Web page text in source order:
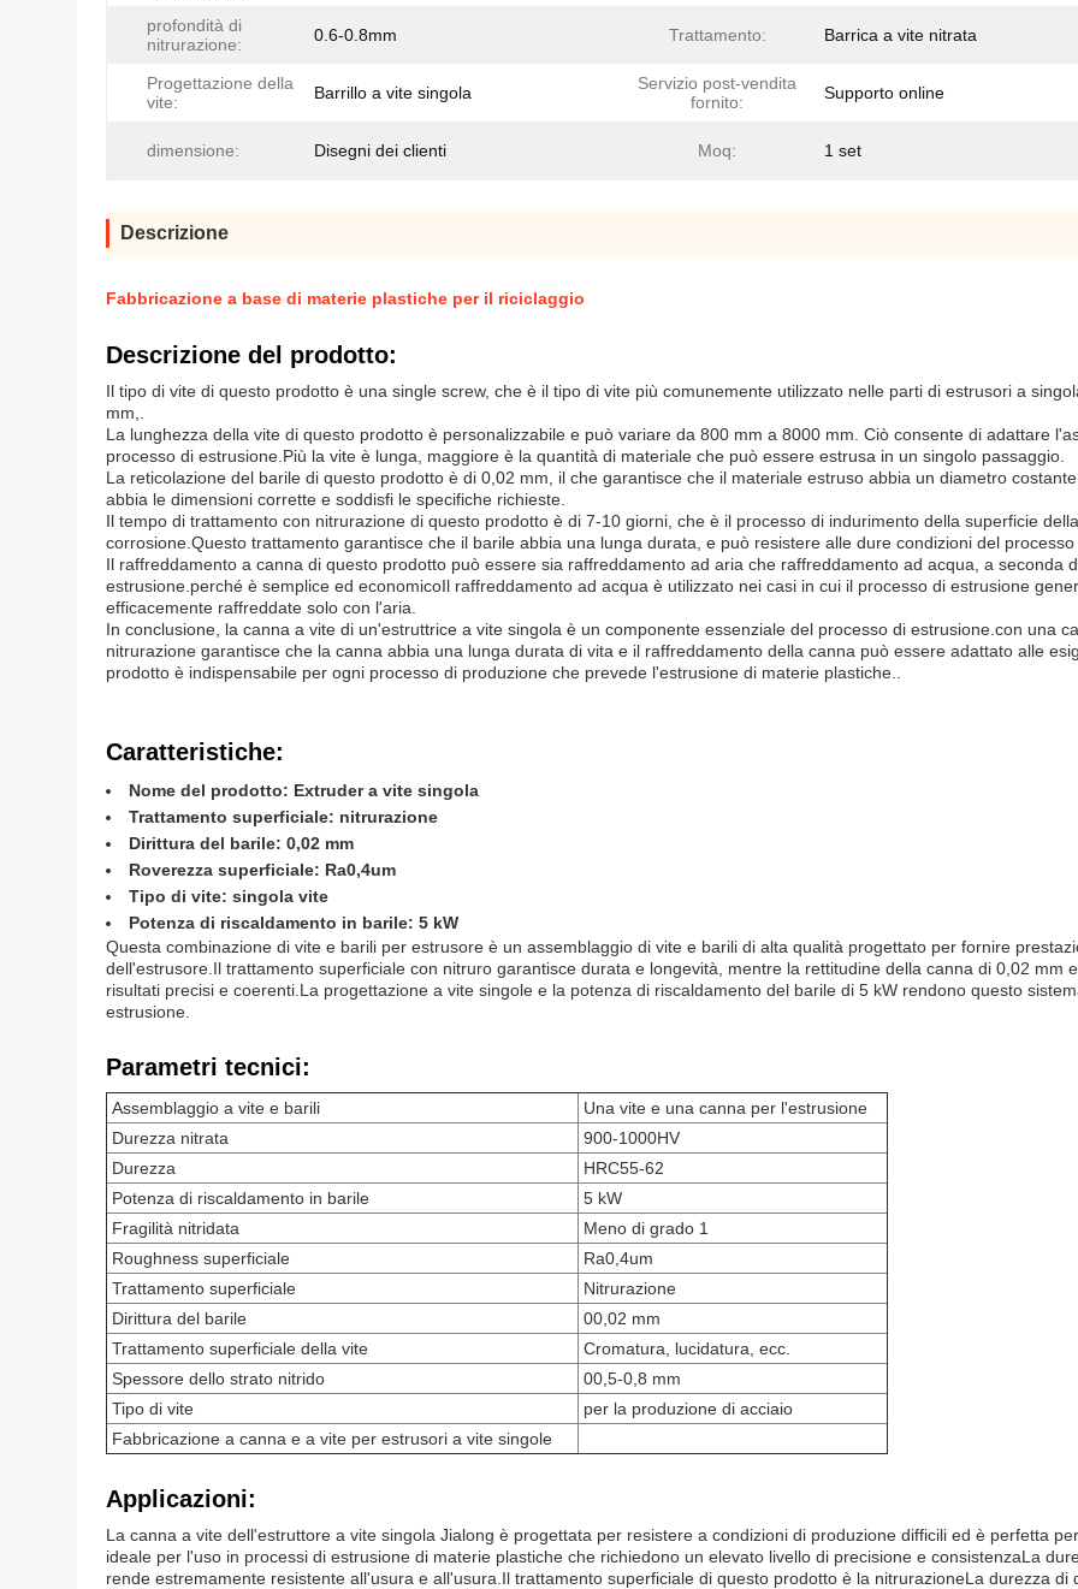
profondità di
nitrurazione:
0.6-0.8mm Trattamento: Barrica a vite nitrata
Progettazione della
vite:
Barrillo a vite singola
Servizio post-vendita
fornito:
Supporto online
dimensione: Disegni dei clienti Moq: 1 set
Descrizione
Fabbricazione a base di materie plastiche per il riciclaggio
Descrizione del prodotto:
Il tipo di vite di questo prodotto è una single screw, che è il tipo di vite più comunemente utilizzato nelle parti di estrusori a
mm,.
La lunghezza della vite di questo prodotto è personalizzabile e può variare da 800 mm a 8000 mm. Ciò consente di adattare
processo di estrusione.Più la vite è lunga, maggiore è la quantità di materiale che può essere estrusa in un singolo passaggio.
La reticolazione del barile di questo prodotto è di 0,02 mm, il che garantisce che il materiale estruso abbia un diametro
abbia le dimensioni corrette e soddisfi le specifiche richieste.
Il tempo di trattamento con nitrurazione di questo prodotto è di 7-10 giorni, che è il processo di indurimento della superficie
corrosione.Questo trattamento garantisce che il barile abbia una lunga durata, e può resistere alle dure condizioni del
Il raffreddamento a canna di questo prodotto può essere sia raffreddamento ad aria che raffreddamento ad acqua, a seconda
estrusione.perché è semplice ed economicoIl raffreddamento ad acqua è utilizzato nei casi in cui il processo di estrusione
efficacemente raffreddate solo con l'aria.
In conclusione, la canna a vite di un'estruttrice a vite singola è un componente essenziale del processo di estrusione.con una
nitrurazione garantisce che la canna abbia una lunga durata di vita e il raffreddamento della canna può essere adattato alle
prodotto è indispensabile per ogni processo di produzione che prevede l'estrusione di materie plastiche..
Caratteristiche:
Nome del prodotto: Extruder a vite singola
Trattamento superficiale: nitrurazione
Dirittura del barile: 0,02 mm
Roverezza superficiale: Ra0,4um
Tipo di vite: singola vite
Potenza di riscaldamento in barile: 5 kW
Questa combinazione di vite e barili per estrusore è un assemblaggio di vite e barili di alta qualità progettato per fornire
dell'estrusore.Il trattamento superficiale con nitruro garantisce durata e longevità, mentre la rettitudine della canna di 0,02 mm
risultati precisi e coerenti.La progettazione a vite singole e la potenza di riscaldamento del barile di 5 kW rendono questo
estrusione.
Parametri tecnici:
Assemblaggio a vite e barili
Una vite e una canna per l'estrusione
Durezza nitrata
900-1000HV
Durezza
HRC55-62
Potenza di riscaldamento in barile
5 kW
Fragilità nitridata
Meno di grado 1
Roughness superficiale
Ra0,4um
Trattamento superficiale
Nitrurazione
Dirittura del barile
00,02 mm
Trattamento superficiale della vite
Cromatura, lucidatura, ecc.
Spessore dello strato nitrido
00,5-0,8 mm
Tipo di vite
per la produzione di acciaio
Fabbricazione a canna e a vite per estrusori a vite singole
Applicazioni:
La canna a vite dell'estruttore a vite singola Jialong è progettata per resistere a condizioni di produzione difficili ed è perfetta
ideale per l'uso in processi di estrusione di materie plastiche che richiedono un elevato livello di precisione e consistenzaLa
rende estremamente resistente all'usura e all'usura.Il trattamento superficiale di questo prodotto è la nitrurazioneLa durezza